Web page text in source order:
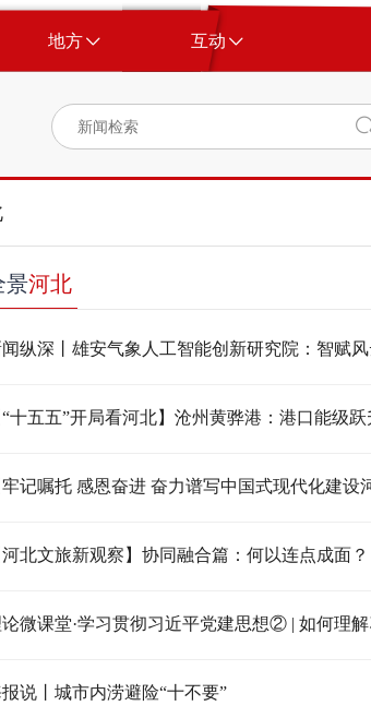
地方 互动
景河北
闻纵深丨雄安气象人工智能创新研究院：智赋
河北文旅新观察】协同融合篇：何以连点成面？
说丨城市内涝避险“十不要”